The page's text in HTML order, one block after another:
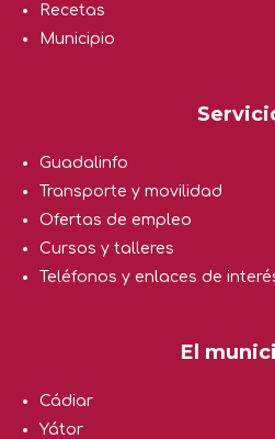
Recetas
Municipio
Guadalinfo
Transporte y movilidad
Ofertas de empleo
Cursos y talleres
Teléfonos y enlaces de
El
Cádiar
Yátor